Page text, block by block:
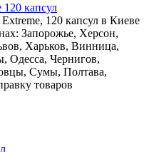
капсул
120 капсул в Киеве
Запорожье, Херсон,
Харьков, Винница,
Одесса, Чернигов,
Сумы, Полтава,
товаров